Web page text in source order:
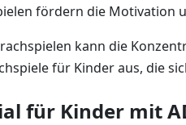
fördern die Motivation
kann die
für Kinder aus, die
für Kinder mit